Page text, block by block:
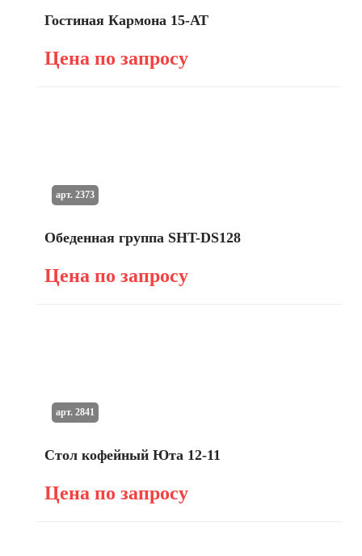
Гостиная Кармона 15-АТ
Цена по запросу
Обеденная группа SHT-DS128
Цена по запросу
арт. 2373
Стол кофейный Юта 12-11
Цена по запросу
арт. 2841